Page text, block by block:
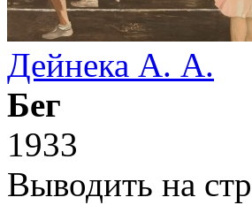
Дейнека А. А.
Бег
1933
Выводить на